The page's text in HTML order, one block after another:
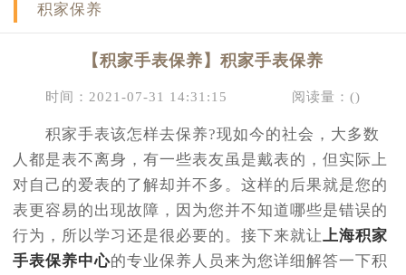
节假日正常营业！
积家保养
【积家手表保养】积家手表保养
时间：2021-07-31 14:31:15 阅读量：()
积家手表该怎样去保养?现如今的社会，大多数
人都是表不离身，有一些表友虽是戴表的，但实际上
对自己的爱表的了解却并不多。这样的后果就是您的
表更容易的出现故障，因为您并不知道哪些是错误的
行为，所以学习还是很必要的。接下来就让上海积家
手表保养中心的专业保养人员来为您详细解答一下积